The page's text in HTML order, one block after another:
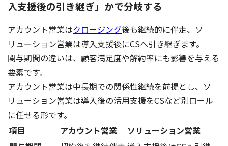
入支援後の引き継ぎ」かで分岐する
アカウント営業はクロージング後も継続的に伴走、ソ
リューション営業は導入支援後にCSへ引き継ぎます。
関与期間の違いは、顧客満足度や解約率にも影響を与える
要素です。
アカウント営業は中長期での関係性継続を前提とし、ソ
リューション営業は導入後の活用支援をCSなど別ロール
に任せる形です。
項目
アカウント営業
ソリューション営業